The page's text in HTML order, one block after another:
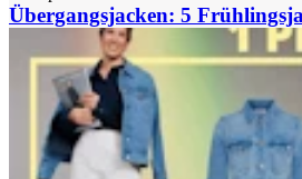
Übergangsjacken: 5